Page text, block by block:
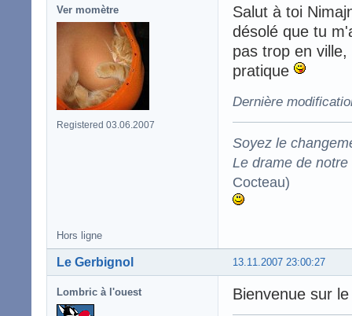
Ver momètre
Registered 03.06.2007
Salut à toi
désolé que tu
pas trop en
pratique
Dernière
Soyez le
Le drame de
Cocteau)
Hors ligne
13.11.2007 23:00:27
Le Gerbignol
Lombric à l'ouest Bienvenue sur